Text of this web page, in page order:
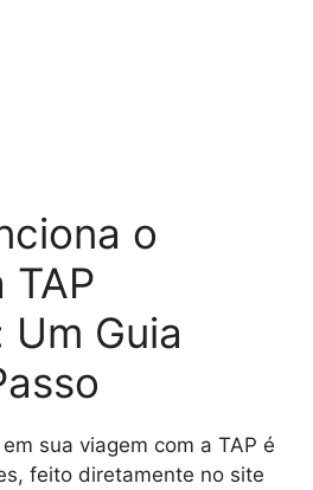
o
TAP
Guia
sua viagem com a TAP é
feito diretamente no site